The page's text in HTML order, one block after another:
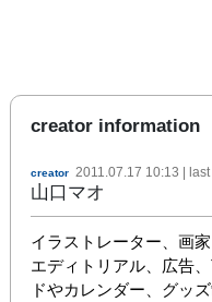
creator information
creator 2011.07.17 10:13 |
山口マオ
イラストレーター、画
エディトリアル、広告
ドやカレンダー、グッ